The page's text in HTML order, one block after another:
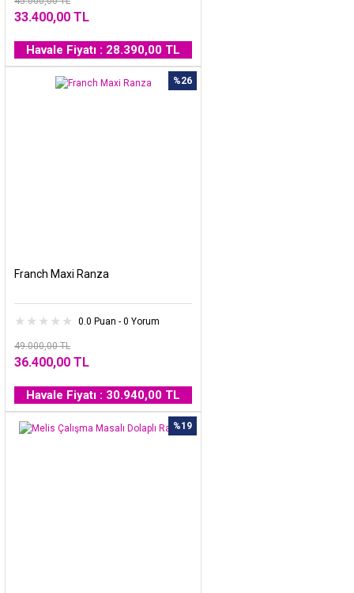
33.400,00 TL
Havale Fiyatı : 28.390,00 TL
%26
Franch Maxi Ranza
0.0 Puan - 0 Yorum
49.000,00 TL
36.400,00 TL
Havale Fiyatı : 30.940,00 TL
%19